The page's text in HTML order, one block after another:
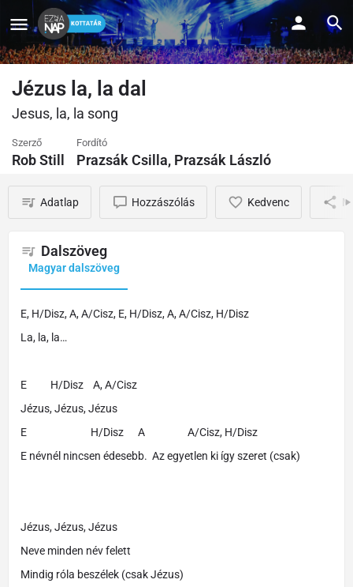
Jézus la, la dal
Jesus, la, la song
Szerző
Rob Still
Fordító
Prazsák Csilla, Prazsák László
Adatlap Hozzászólás Kedvenc
Dalszöveg
Magyar dalszöveg
E, H/Disz, A, A/Cisz, E, H/Disz, A, A/Cisz, H/Disz
La, la, la…
E H/Disz A, A/Cisz
Jézus, Jézus, Jézus
E H/Disz A A/Cisz, H/Disz
E névnél nincsen édesebb. Az egyetlen ki így szeret (csak)
Jézus, Jézus, Jézus
Neve minden név felett
Mindig róla beszélek (csak Jézus)